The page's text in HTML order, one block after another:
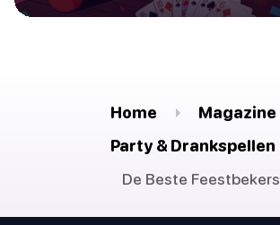
Home
Magazine
Party & Drankspellen
De Beste Feestbekers